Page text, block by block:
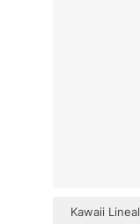
Kawaii Lineal